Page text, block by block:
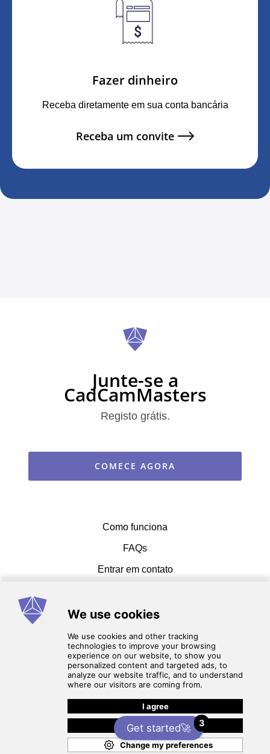
Fazer dinheiro
Receba diretamente em sua conta bancária
Receba um convite
Junte-se a
CadCamMasters
Registo grátis.
COMECE AGORA
Como funciona
FAQs
Entrar em contato
© 2026 cadcammasters. Todos os direitos
reservados.
Política de Privacidade
Get started🚀 3